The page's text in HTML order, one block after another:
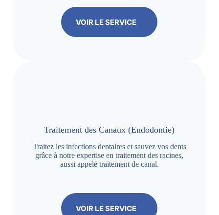
VOIR LE SERVICE
Traitement des Canaux (Endodontie)
Traitez les infections dentaires et sauvez vos dents
grâce à notre expertise en traitement des racines,
aussi appelé traitement de canal.
VOIR LE SERVICE